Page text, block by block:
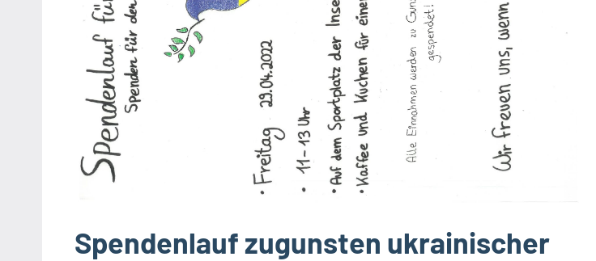
Spendenlauf zugunsten ukrainischer